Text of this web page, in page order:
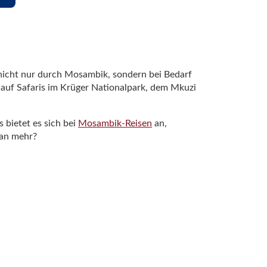
nur durch Mosambik, sondern bei Bedarf
Safaris im Krüger Nationalpark, dem Mkuzi
bietet es sich bei Mosambik-Reisen an,
mehr?